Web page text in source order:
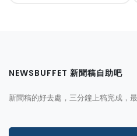
NEWSBUFFET 新聞稿自助吧
新聞稿的好去處，三分鐘上稿完成，